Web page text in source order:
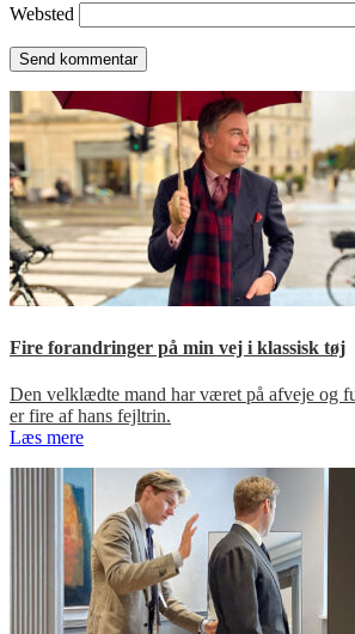
Websted
Fire forandringer på min vej i klassisk tøj
Den velklædte mand har været på afveje og
er fire af hans fejltrin.
Læs mere